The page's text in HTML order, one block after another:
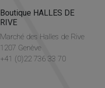
Boutique HALLES DE
RIVE
Marché des Halles de Rive
1207 Genève
+41 (0)22 736 33 70